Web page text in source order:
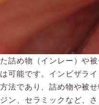
詰め物（インレー）や
可能です。インビザラ
法であり、詰め物や被
ン、セラミックなど、